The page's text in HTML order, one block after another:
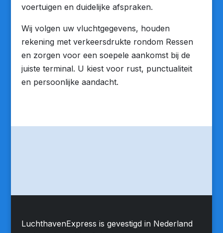
voertuigen en duidelijke afspraken.
Wij volgen uw vluchtgegevens, houden
rekening met verkeersdrukte rondom Ressen
en zorgen voor een soepele aankomst bij de
juiste terminal. U kiest voor rust, punctualiteit
en persoonlijke aandacht.
LuchthavenExpress is gevestigd in Nederland